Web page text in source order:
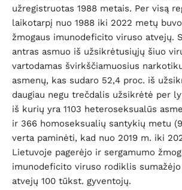
užregistruotas 1988 metais. Per visą
laikotarpį nuo 1988 iki 2022 metų
žmogaus imunodeficito viruso atvejų.
antras asmuo iš užsikrėtusiųjų šiuo
vartodamas švirkščiamuosius
asmenų, kas sudaro 52,4 proc. iš
daugiau negu trečdalis užsikrėtė per
iš kurių yra 1103 heteroseksualūs
ir 366 homoseksualių santykių metu
verta paminėti, kad nuo 2019 m. iki
Lietuvoje pagerėjo ir sergamumo
imunodeficito viruso rodiklis
atvejų 100 tūkst. gyventojų.